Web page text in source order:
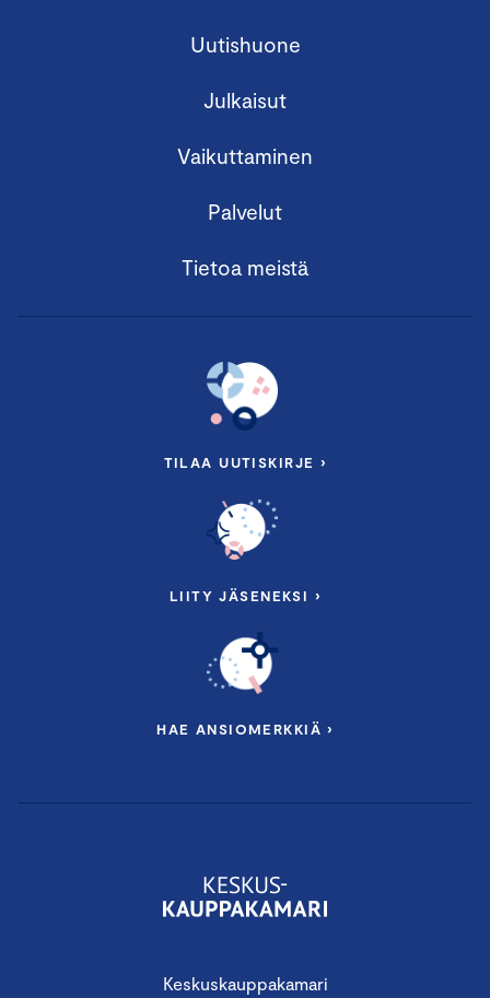
Keskuskauppakamari
Uutishuone
Julkaisut
Vaikuttaminen
Palvelut
Tietoa meistä
TILAA UUTISKIRJE ›
LIITY JÄSENEKSI ›
HAE ANSIOMERKKIÄ ›